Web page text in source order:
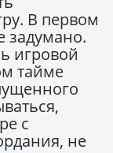
В первом
задумано.
игровой
тайме
с
не